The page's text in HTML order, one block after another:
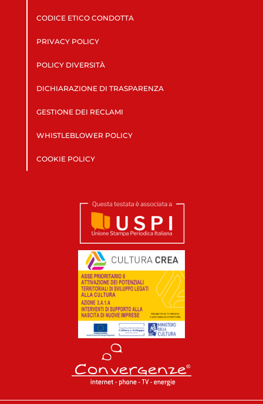
CODICE ETICO CONDOTTA
PRIVACY POLICY
POLICY DIVERSITÀ
DICHIARAZIONE DI TRASPARENZA
GESTIONE DEI RECLAMI
WHISTLEBLOWER POLICY
COOKIE POLICY